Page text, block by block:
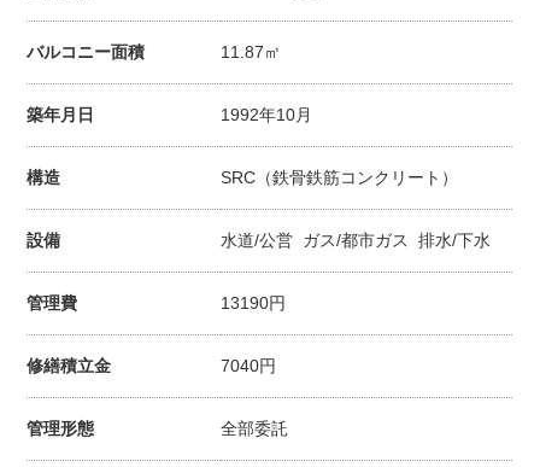
バルコニー面積 11.87㎡
築年月日 1992年10月
構造 SRC（鉄骨鉄筋コンクリート）
設備 水道/公営 ガス/都市ガス 排水/下水
管理費 13190円
修繕積立金 7040円
管理形態 全部委託